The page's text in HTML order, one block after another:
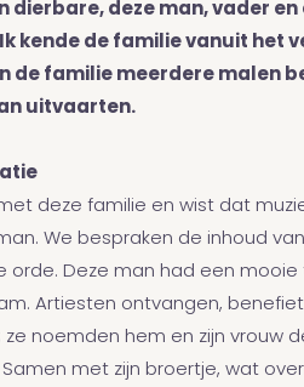
dierbare, deze man, vader en
kende de familie vanuit het
de familie meerdere malen
uitvaarten.
deze familie en wist dat
We bespraken de inhoud
orde. Deze man had een
Artiesten ontvangen,
noemden hem en zijn vrouw
met zijn broertje, wat